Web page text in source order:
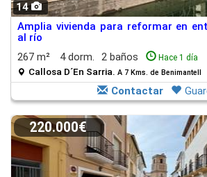
14
Amplia vivienda para reformar en
al río
267 m²
4 dorm. 2 baños Hace 1 día
Callosa D´En Sarria. A 7 Kms. de Benimantell
Contactar
220.000€